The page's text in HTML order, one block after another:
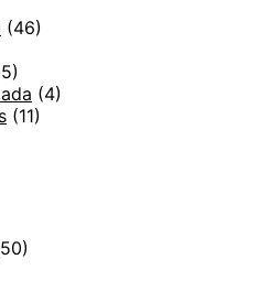
(46)
(4)
(11)